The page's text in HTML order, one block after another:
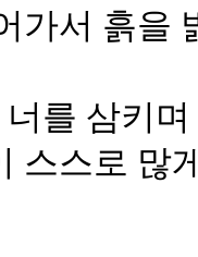
가서 흙을
를 삼키
스스로 많